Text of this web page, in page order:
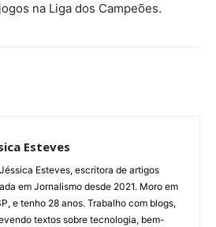
na Liga dos Campeões.
Esteves
Esteves, escritora de artigos
em Jornalismo desde 2021. Moro em
e tenho 28 anos. Trabalho com blogs,
textos sobre tecnologia, bem-